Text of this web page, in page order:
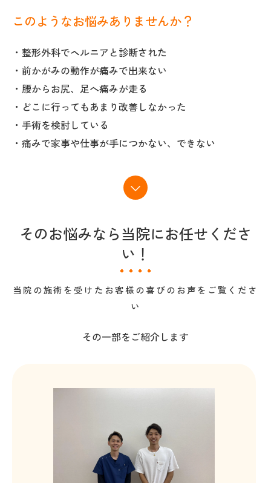
このようなお悩みありませんか？
・整形外科でヘルニアと診断された
・前かがみの動作が痛みで出来ない
・腰からお尻、足へ痛みが走る
・どこに行ってもあまり改善しなかった
・手術を検討している
・痛みで家事や仕事が手につかない、できない
そのお悩みなら当院にお任せくださ
い！
当院の施術を受けたお客様の喜びのお声をご覧くださ
い
その一部をご紹介します